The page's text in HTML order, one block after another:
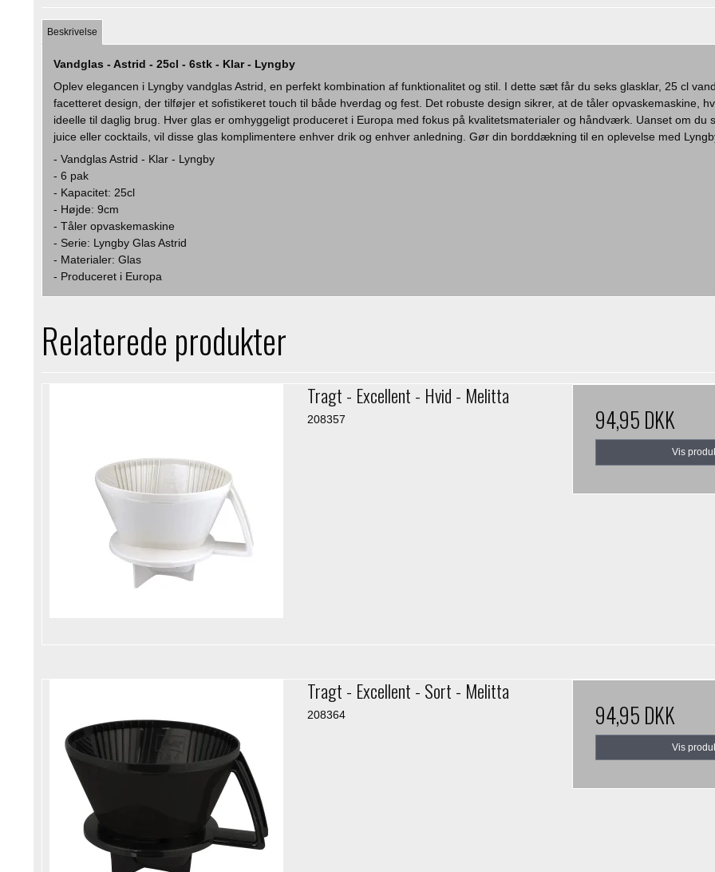
Beskrivelse
Vandglas - Astrid - 25cl - 6stk - Klar - Lyngby
Oplev elegancen i Lyngby vandglas Astrid, en perfekt kombination af funktionalitet og stil. I dette sæt får du seks glasklar, 25 cl
facetteret design, der tilføjer et sofistikeret touch til både hverdag og fest. Det robuste design sikrer, at de tåler opvaskemaskine,
ideelle til daglig brug. Hver glas er omhyggeligt produceret i Europa med fokus på kvalitetsmaterialer og håndværk. Uanset om du
juice eller cocktails, vil disse glas komplimentere enhver drik og enhver anledning. Gør din borddækning til en oplevelse med
- Vandglas Astrid - Klar - Lyngby
- 6 pak
- Kapacitet: 25cl
- Højde: 9cm
- Tåler opvaskemaskine
- Serie: Lyngby Glas Astrid
- Materialer: Glas
- Produceret i Europa
Relaterede produkter
Tragt - Excellent - Hvid - Melitta
208357 94,95 DKK
Vis
Tragt - Excellent - Sort - Melitta
208364 94,95 DKK
Vis